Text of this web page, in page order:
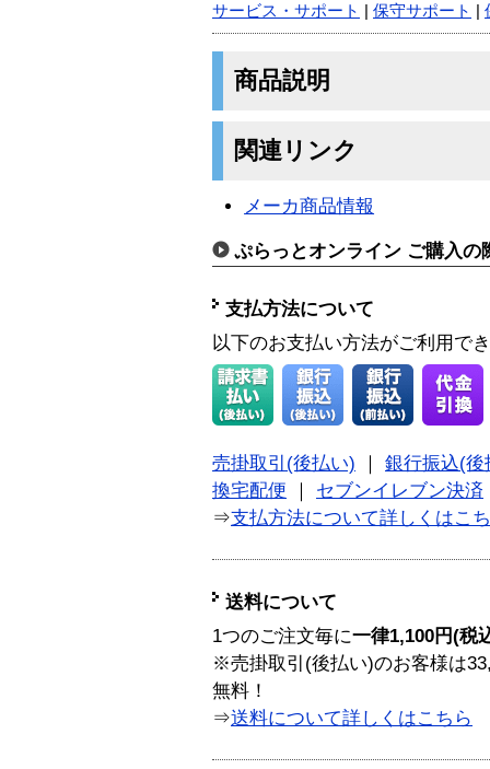
サービス・サポート 保守サポート
商品説明
関連リンク
メーカ商品情報
ぷらっとオンライン ご購入の
支払方法について
以下のお支払い方法がご利用で
売掛取引(後払い)
銀行振込(後
換宅配便
セブンイレブン決済
⇒支払方法について詳しくはこ
送料について
1つのご注文毎に一律1,100円(税
※売掛取引(後払い)のお客様は
無料！
⇒送料について詳しくはこちら